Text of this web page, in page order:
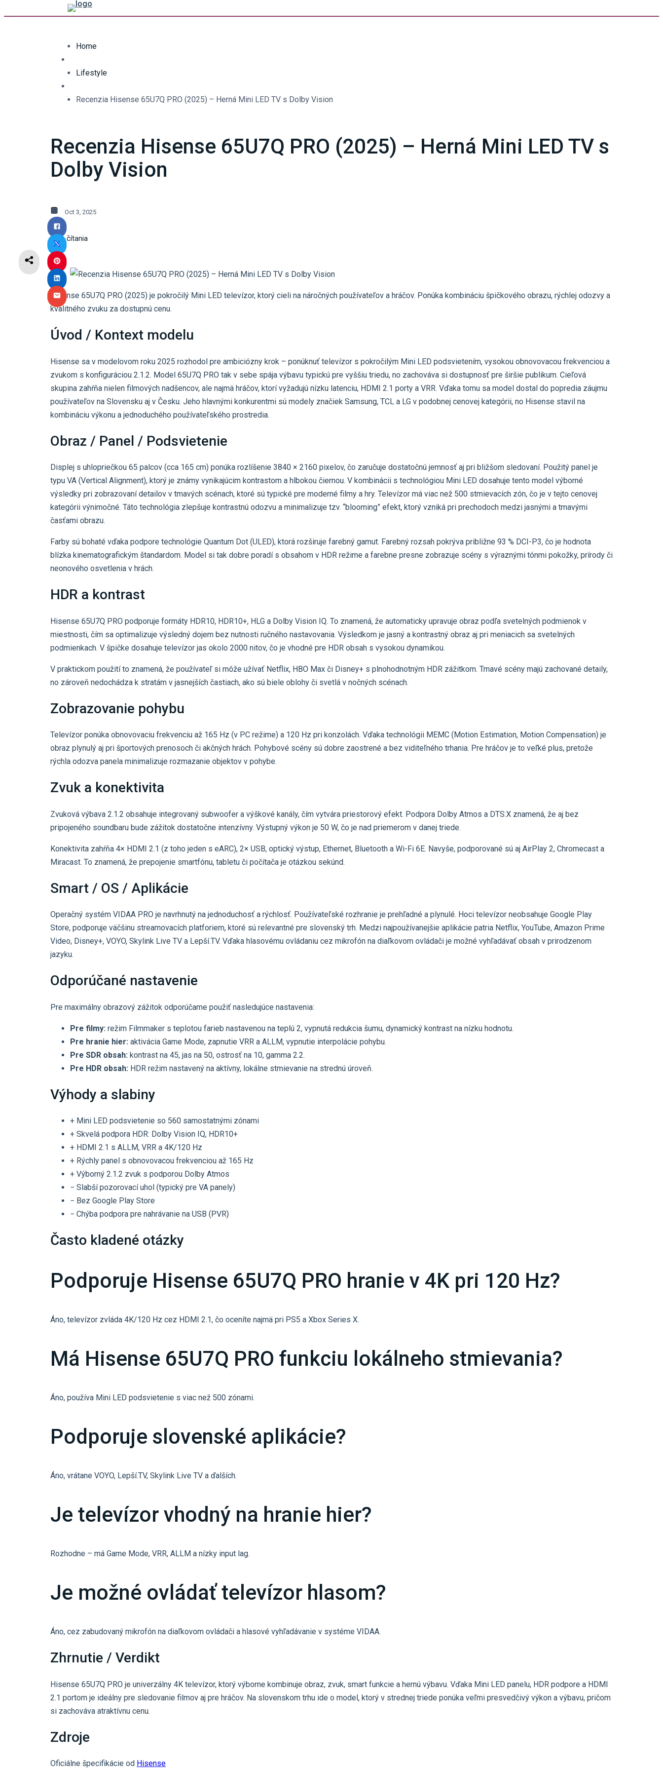
Home
Lifestyle
Recenzia Hisense 65U7Q PRO (2025) – Herná Mini LED TV s Dolby Vision
Recenzia Hisense 65U7Q PRO (2025) – Herná Mini LED TV s
Dolby Vision
Oct 3, 2025
6
min čítania
Hisense 65U7Q PRO (2025) je pokročilý Mini LED televízor, ktorý cieli na náročných používateľov a hráčov. Ponúka kombináciu špičkového obrazu, rýchlej odozvy a
kvalitného zvuku za dostupnú cenu.
Úvod / Kontext modelu
Hisense sa v modelovom roku 2025 rozhodol pre ambiciózny krok – ponúknuť televízor s pokročilým Mini LED podsvietením, vysokou obnovovacou frekvenciou a
zvukom s konfiguráciou 2.1.2. Model 65U7Q PRO tak v sebe spája výbavu typickú pre vyššiu triedu, no zachováva si dostupnosť pre širšie publikum. Cieľová
skupina zahŕňa nielen filmových nadšencov, ale najmä hráčov, ktorí vyžadujú nízku latenciu, HDMI 2.1 porty a VRR. Vďaka tomu sa model dostal do popredia záujmu
používateľov na Slovensku aj v Česku. Jeho hlavnými konkurentmi sú modely značiek Samsung, TCL a LG v podobnej cenovej kategórii, no Hisense stavil na
kombináciu výkonu a jednoduchého používateľského prostredia.
Obraz / Panel / Podsvietenie
Displej s uhlopriečkou 65 palcov (cca 165 cm) ponúka rozlíšenie 3840 × 2160 pixelov, čo zaručuje dostatočnú jemnosť aj pri bližšom sledovaní. Použitý panel je
typu VA (Vertical Alignment), ktorý je známy vynikajúcim kontrastom a hlbokou čiernou. V kombinácii s technológiou Mini LED dosahuje tento model výborné
výsledky pri zobrazovaní detailov v tmavých scénach, ktoré sú typické pre moderné filmy a hry. Televízor má viac než 500 stmievacích zón, čo je v tejto cenovej
kategórii výnimočné. Táto technológia zlepšuje kontrastnú odozvu a minimalizuje tzv. “blooming” efekt, ktorý vzniká pri prechodoch medzi jasnými a tmavými
časťami obrazu.
Farby sú bohaté vďaka podpore technológie Quantum Dot (ULED), ktorá rozširuje farebný gamut. Farebný rozsah pokrýva približne 93 % DCI-P3, čo je hodnota
blízka kinematografickým štandardom. Model si tak dobre poradí s obsahom v HDR režime a farebne presne zobrazuje scény s výraznými tónmi pokožky, prírody či
neonového osvetlenia v hrách.
HDR a kontrast
Hisense 65U7Q PRO podporuje formáty HDR10, HDR10+, HLG a Dolby Vision IQ. To znamená, že automaticky upravuje obraz podľa svetelných podmienok v
miestnosti, čím sa optimalizuje výsledný dojem bez nutnosti ručného nastavovania. Výsledkom je jasný a kontrastný obraz aj pri meniacich sa svetelných
podmienkach. V špičke dosahuje televízor jas okolo 2000 nitov, čo je vhodné pre HDR obsah s vysokou dynamikou.
V praktickom použití to znamená, že používateľ si môže užívať Netflix, HBO Max či Disney+ s plnohodnotným HDR zážitkom. Tmavé scény majú zachované detaily,
no zároveň nedochádza k stratám v jasnejších častiach, ako sú biele oblohy či svetlá v nočných scénach.
Zobrazovanie pohybu
Televízor ponúka obnovovaciu frekvenciu až 165 Hz (v PC režime) a 120 Hz pri konzolách. Vďaka technológii MEMC (Motion Estimation, Motion Compensation) je
obraz plynulý aj pri športových prenosoch či akčných hrách. Pohybové scény sú dobre zaostrené a bez viditeľného trhania. Pre hráčov je to veľké plus, pretože
rýchla odozva panela minimalizuje rozmazanie objektov v pohybe.
Zvuk a konektivita
Zvuková výbava 2.1.2 obsahuje integrovaný subwoofer a výškové kanály, čím vytvára priestorový efekt. Podpora Dolby Atmos a DTS:X znamená, že aj bez
pripojeného soundbaru bude zážitok dostatočne intenzívny. Výstupný výkon je 50 W, čo je nad priemerom v danej triede.
Konektivita zahŕňa 4× HDMI 2.1 (z toho jeden s eARC), 2× USB, optický výstup, Ethernet, Bluetooth a Wi-Fi 6E. Navyše, podporované sú aj AirPlay 2, Chromecast a
Miracast. To znamená, že prepojenie smartfónu, tabletu či počítača je otázkou sekúnd.
Smart / OS / Aplikácie
Operačný systém VIDAA PRO je navrhnutý na jednoduchosť a rýchlosť. Používateľské rozhranie je prehľadné a plynulé. Hoci televízor neobsahuje Google Play
Store, podporuje väčšinu streamovacích platforiem, ktoré sú relevantné pre slovenský trh. Medzi najpoužívanejšie aplikácie patria Netflix, YouTube, Amazon Prime
Video, Disney+, VOYO, Skylink Live TV a Lepší.TV. Vďaka hlasovému ovládaniu cez mikrofón na diaľkovom ovládači je možné vyhľadávať obsah v prirodzenom
jazyku.
Odporúčané nastavenie
Pre maximálny obrazový zážitok odporúčame použiť nasledujúce nastavenia:
Pre filmy: režim Filmmaker s teplotou farieb nastavenou na teplú 2, vypnutá redukcia šumu, dynamický kontrast na nízku hodnotu.
Pre hranie hier: aktivácia Game Mode, zapnutie VRR a ALLM, vypnutie interpolácie pohybu.
Pre SDR obsah: kontrast na 45, jas na 50, ostrosť na 10, gamma 2.2.
Pre HDR obsah: HDR režim nastavený na aktívny, lokálne stmievanie na strednú úroveň.
Výhody a slabiny
+ Mini LED podsvietenie so 560 samostatnými zónami
+ Skvelá podpora HDR: Dolby Vision IQ, HDR10+
+ HDMI 2.1 s ALLM, VRR a 4K/120 Hz
+ Rýchly panel s obnovovacou frekvenciou až 165 Hz
+ Výborný 2.1.2 zvuk s podporou Dolby Atmos
− Slabší pozorovací uhol (typický pre VA panely)
− Bez Google Play Store
− Chýba podpora pre nahrávanie na USB (PVR)
Často kladené otázky
Podporuje Hisense 65U7Q PRO hranie v 4K pri 120 Hz?
Áno, televízor zvláda 4K/120 Hz cez HDMI 2.1, čo oceníte najmä pri PS5 a Xbox Series X.
Má Hisense 65U7Q PRO funkciu lokálneho stmievania?
Áno, používa Mini LED podsvietenie s viac než 500 zónami.
Podporuje slovenské aplikácie?
Áno, vrátane VOYO, Lepší.TV, Skylink Live TV a ďalších.
Je televízor vhodný na hranie hier?
Rozhodne – má Game Mode, VRR, ALLM a nízky input lag.
Je možné ovládať televízor hlasom?
Áno, cez zabudovaný mikrofón na diaľkovom ovládači a hlasové vyhľadávanie v systéme VIDAA.
Zhrnutie / Verdikt
Hisense 65U7Q PRO je univerzálny 4K televízor, ktorý výborne kombinuje obraz, zvuk, smart funkcie a hernú výbavu. Vďaka Mini LED panelu, HDR podpore a HDMI
2.1 portom je ideálny pre sledovanie filmov aj pre hráčov. Na slovenskom trhu ide o model, ktorý v strednej triede ponúka veľmi presvedčivý výkon a výbavu, pričom
si zachováva atraktívnu cenu.
Zdroje
Oficiálne špecifikácie od Hisense